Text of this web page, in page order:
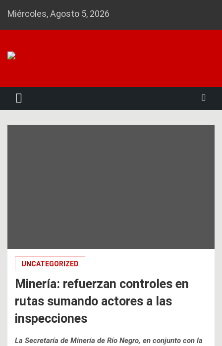
Miércoles, Agosto 5, 2026
UNCATEGORIZED
Minería: refuerzan controles en
rutas sumando actores a las
inspecciones
La Secretaría de Minería de Río Negro, en conjunto con la